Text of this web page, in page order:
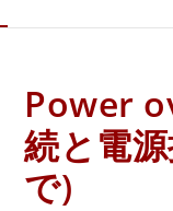
Power
続と電
で)